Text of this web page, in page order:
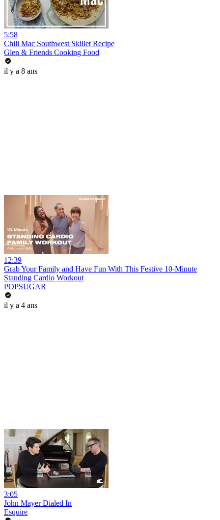
5:58
Chili Mac Southwest Skillet Recipe
Glen & Friends Cooking Food
il y a 8 ans
12:39
Grab Your Family and Have Fun With This Festive 10-Minute
Standing Cardio Workout
POPSUGAR
il y a 4 ans
3:05
John Mayer Dialed In
Esquire